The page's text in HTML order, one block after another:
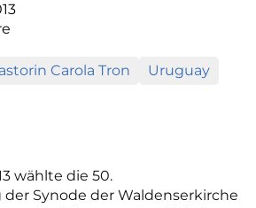
Carola Tron
Uruguay
wählte die 50.
Synode der Waldenserkirche